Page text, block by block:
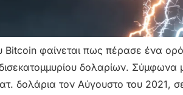
φαίνεται πως πέρασε ένα
δολαρίων. Σύμφωνα
δολάρια τον Αύγουστο του